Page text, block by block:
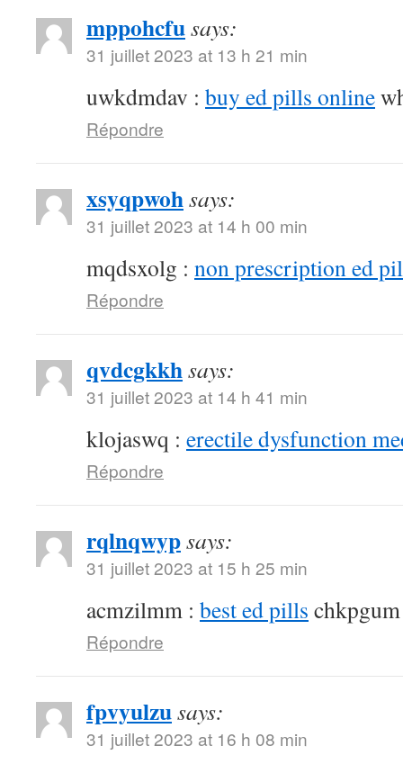
mppohcfusays:
31 juillet 2023 at 13 h 21 min
uwkdmdav : buy ed pills online
Répondre
xsyqpwohsays:
31 juillet 2023 at 14 h 00 min
mqdsxolg : non prescription ed
Répondre
qvdcgkkhsays:
31 juillet 2023 at 14 h 41 min
klojaswq : erectile dysfunction
Répondre
rqlnqwypsays:
31 juillet 2023 at 15 h 25 min
acmzilmm : best ed pills chkpgum
Répondre
fpvyulzusays:
31 juillet 2023 at 16 h 08 min